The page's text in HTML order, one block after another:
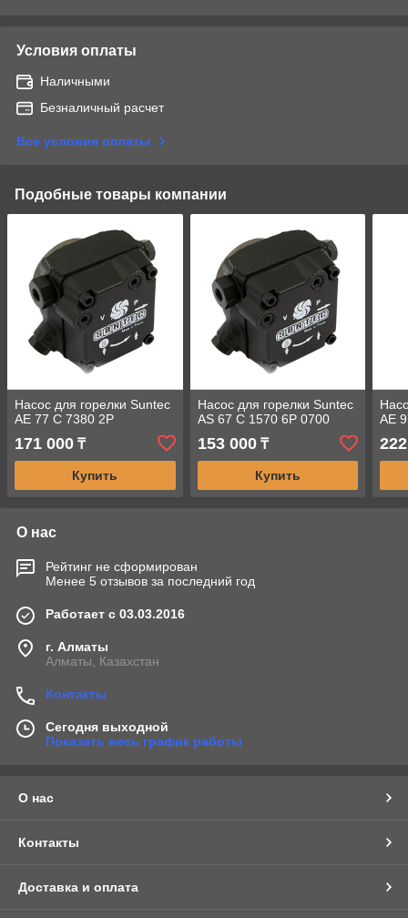
Условия оплаты
Наличными
Безналичный расчет
Все условия оплаты
Подобные товары компании
Насос для горелки Suntec
AE 77 C 7380 2P
171 000 ₸
Купить
Насос для горелки Suntec
AS 67 C 1570 6P 0700
153 000₸
Купить
AE
О нас
Рейтинг не сформирован
Менее 5 отзывов за последний год
Работает с 03.03.2016
г. Алматы
Алматы, Казахстан
Контакты
Сегодня выходной
Показать весь график работы
О нас
Контакты
Доставка и оплата